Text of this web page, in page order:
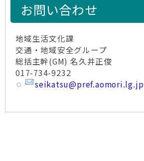
お問い合わせ
地域生活文化課
交通・地域安全グループ
総括主幹(GM) 名久井正俊
017-734-9232
seikatsu@pref.aomori.lg.jp